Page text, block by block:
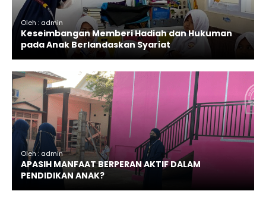
Oleh : admin
Keseimbangan Memberi Hadiah dan Hukuman
pada Anak Berlandaskan Syariat
Oleh : admin
APASIH MANFAAT BERPERAN AKTIF DALAM
PENDIDIKAN ANAK?